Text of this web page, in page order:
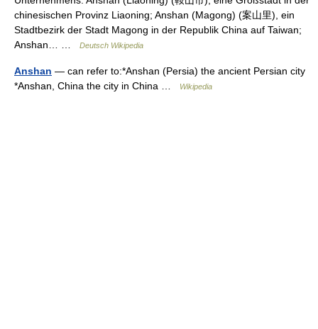
chinesischen Provinz Liaoning; Anshan (Magong) (案山里), ein
Stadtbezirk der Stadt Magong in der Republik China auf Taiwan;
Anshan… …
Deutsch Wikipedia
Anshan — can refer to:*Anshan (Persia) the ancient Persian city
*Anshan, China the city in China …
Wikipedia